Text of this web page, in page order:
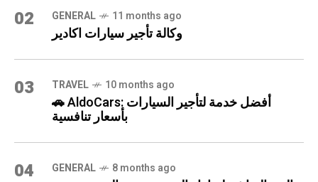
02 GENERAL 11 months ago
وكالة تأجير سيارات اكادير
03 TRAVEL 10 months ago
🚗 AldoCars: أفضل خدمة لتأجير السيارات
بأسعار تنافسية
04 GENERAL 8 months ago